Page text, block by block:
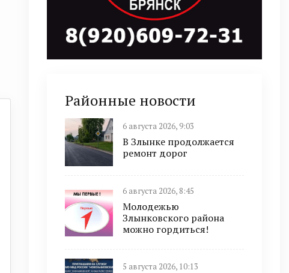
Районные новости
6 августа 2026, 9:03
В Злынке продолжается
ремонт дорог
6 августа 2026, 8:45
Молодежью
Злынковского района
можно гордиться!
5 августа 2026, 10:13